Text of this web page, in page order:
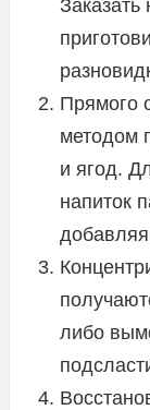
Прямого
методом
и ягод.
напиток
либо